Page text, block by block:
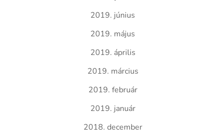
2019. június
2019. május
2019. április
2019. március
2019. február
2019. január
2018. december